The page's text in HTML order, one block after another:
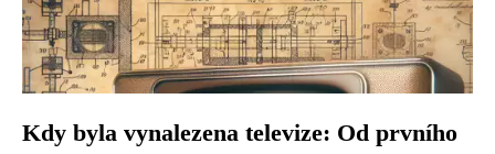
Kdy byla vynalezena televize: Od prvního